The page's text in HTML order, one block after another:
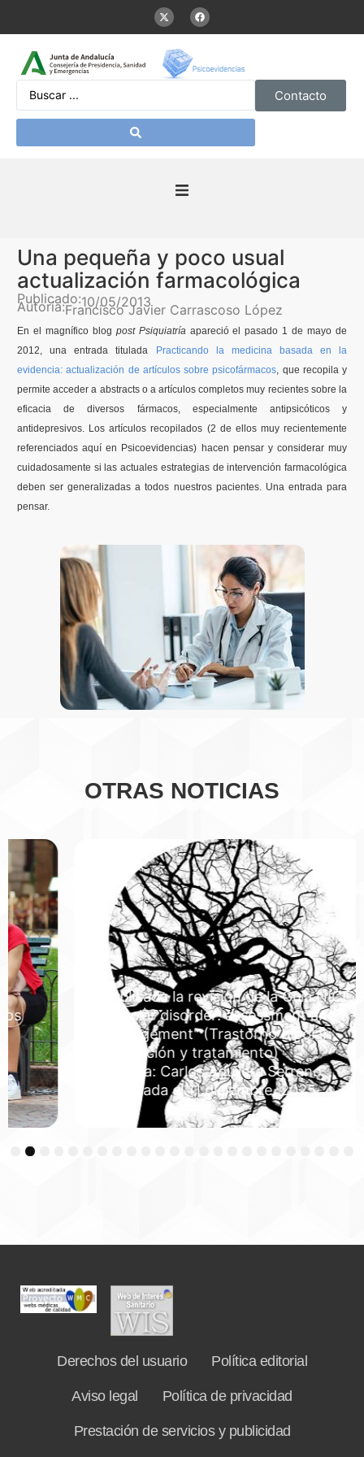
Contacto
Presentación
De interés
Contenidos Psicoevidencias
Formación
Boletín
Una pequeña y poco usual
actualización farmacológica
Publicado:10/05/2013
Autoría:Francisco Javier Carrascoso López
En el magníficoblog post Psiquiatría aparecióelpasado 1 de mayo de
2012,una entrada titulada Practicandola medicina basadaen la
evidencia:actualización de artículos sobre psicofármacos, que recopilay
permite acceder a abstracts o aartículos completos muy recientes sobre la
eficacia dediversos fármacos, especialmente antipsicóticosy
antidepresivos. Losartículos recopilados (2 de ellos muy recientemente
referenciados aquí en Psicoevidencias) hacen pensary considerar muy
cuidadosamente si las actuales estrategiasdeintervención farmacológica
deben ser generalizadas atodos nuestros pacientes. Una entrada para
pensar.
OTRAS NOTICIAS
Publicada la revisión de la Guía NICE
"Bipolar disorder: assessment and
management" (Trastorno bipolar:
evaluación y tratamiento)
Autoría: Carlos Aguilera Serrano
Publicada el 11 diciembre, 2025
5
Derechos del usuario Política editorial
Aviso legal Política de privacidad
Prestación de servicios y publicidad